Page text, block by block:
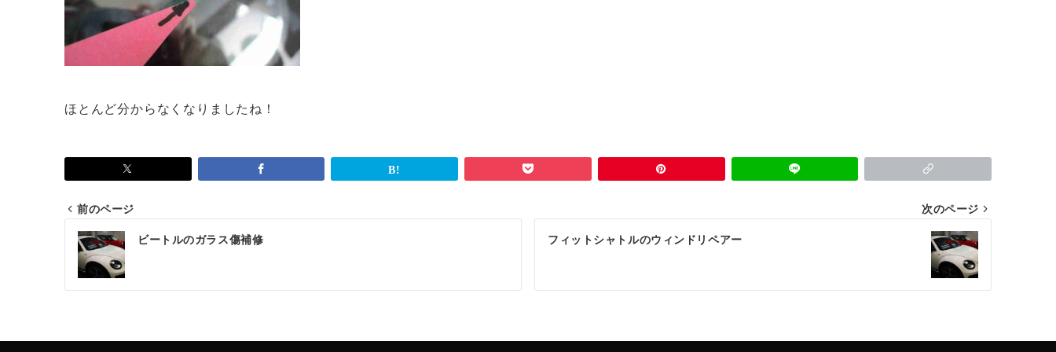
ほとんど分からなくなりましたね！
投
稿
ナ
ゲ
前のページ
ビートルのガラス傷補修
次のページ
フィットシャトルのウィンドリペアー